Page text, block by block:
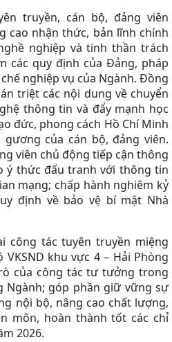
truyền, cán bộ, đảng viên
cao nhận thức, bản lĩnh chính
nghiệp và tinh thần trách
các quy định của Đảng, pháp
nghiệp vụ của Ngành. Đồng
triệt các nội dung về chuyển
thông tin và đẩy mạnh học
đức, phong cách Hồ Chí Minh
của cán bộ, đảng viên.
viên chủ động tiếp cận thông
ý thức đấu tranh với thông tin
mạng; chấp hành nghiêm kỷ
định về bảo vệ bí mật Nhà
công tác tuyên truyền miệng
khu vực 4 – Hải Phòng
của công tác tư tưởng trong
Ngành; góp phần giữ vững sự
nội bộ, nâng cao chất lượng,
môn, hoàn thành tốt các chỉ
2026.